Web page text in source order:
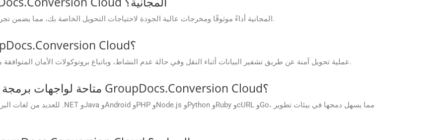
تقدم تطبيقات GroupDocs.Conversion Cloud المجانية أداءً موثوقًا ومخرجات عالية الجودة لاحتياجات التحويل الخاصة بك، مما يضمن تجربة سلسة.
ما مدى أمان عملية التحويل في GroupDocs.Conversion Cloud؟
تضمن GroupDocs.Conversion Cloud عملية تحويل آمنة عن طريق تشفير البيانات أثناء النقل وفي حالة عدم النشاط، وباتباع بروتوكولات الأمان المتوافقة مع معايير الصناعة.
هل هناك أي مجموعات SDK متاحة لواجهات برمجة تطبيقات GroupDocs.Conversion Cloud؟